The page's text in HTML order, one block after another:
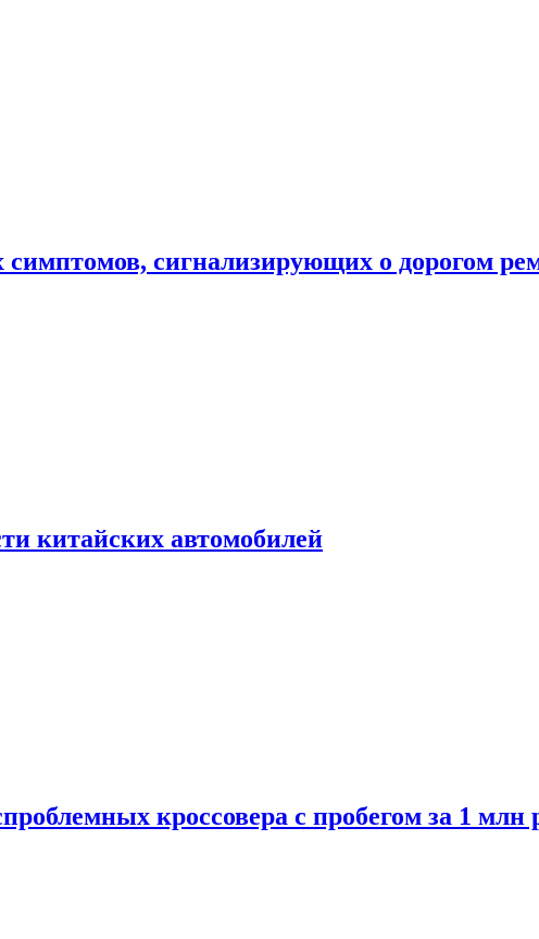
сигнализирующих о дорогом
китайских автомобилей
кроссовера с пробегом за 1 млн